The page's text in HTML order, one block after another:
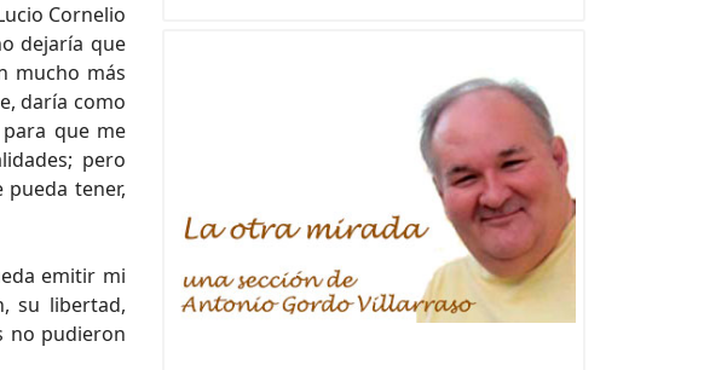
Cornelio
dejaría que
mucho más
daría como
que me
pero
tener,
emitir mi
su libertad,
no pudieron